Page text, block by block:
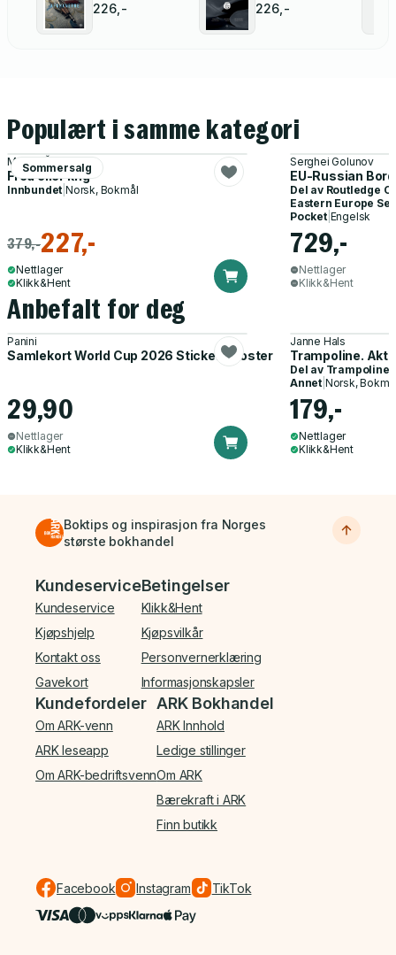
226,- 226,-
Populært i samme kategori
Sommersalg
Michail Šiškin
Fred eller krig
Innbundet |Norsk, Bokmål
379,-227,-
Nettlager
Klikk&Hent
Serghei Golunov
EU-Russian
Del av Routledge
Eastern Europe
Pocket| Engelsk
729,-
Nettlager
Klikk&Hent
Anbefalt for deg
Panini
Samlekort World Cup 2026 Sticker Booster
29,90
Nettlager
Klikk&Hent
Janne Hals
Trampoline.
Del av Trampoline
Annet| Norsk,
179,-
Nettlager
Klikk&Hent
Boktips og inspirasjon fra Norges
største bokhandel
Bunnmeny
Kundeservice
Kundeservice
Kjøpshjelp
Kontakt oss
Gavekort
Betingelser
Klikk&Hent
Kjøpsvilkår
Personvernerklæring
Informasjonskapsler
Kundefordeler
Om ARK-venn
ARK leseapp
Om ARK-bedriftsvenn
ARK Bokhandel
ARK Innhold
Ledige stillinger
Om ARK
Bærekraft i ARK
Finn butikk
Facebook Instagram TikTok